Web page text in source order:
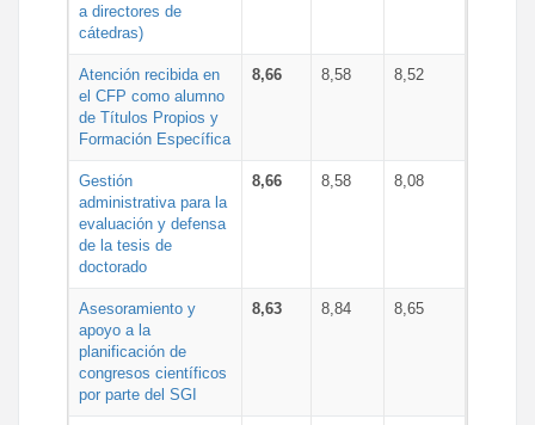
a directores de
cátedras)
Atención recibida en
el CFP como alumno
de Títulos Propios y
Formación Específica
8,66 8,58 8,52
Gestión
administrativa para la
evaluación y defensa
de la tesis de
doctorado
8,66 8,58 8,08
Asesoramiento y
apoyo a la
planificación de
congresos científicos
por parte del SGI
8,63 8,84 8,65